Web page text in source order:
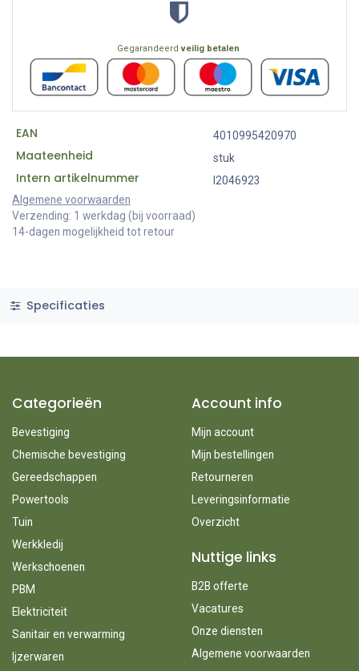
Gegarandeerdveilig betalen
EAN 4010995420970
Maateenheid stuk
Intern artikelnummer
I2046923
Algemene voorwaarden
Verzending: 1 werkdag (bij voorraad)
14-dagen mogelijkheid tot retour
Specificaties
Categorieën
Bevestiging
Chemische bevestiging
Gereedschappen
Powertools
Tuin
Werkkledij
Werkschoenen
PBM
Elektriciteit
Sanitair en verwarming
Ijzerwaren
Account info
Mijn account
Mijn bestellingen
Retourneren
Leveringsinformatie
Overzicht
Nuttige links
B2B offerte
Vacatures
Onze diensten
Algemene voorwaarden